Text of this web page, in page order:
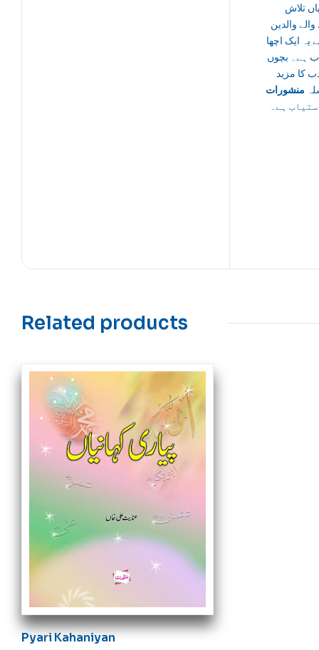
تلاش
والدین
یہ ایک اچھا
ہے۔ بچوں
کا مزید
منشورات
ہے۔
Related products
Pyari Kahaniyan